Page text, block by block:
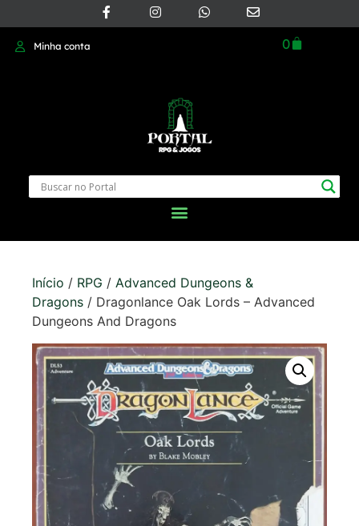
Minha conta 0
Início / RPG / Advanced Dungeons &
Dragons / Dragonlance Oak Lords – Advanced
Dungeons And Dragons